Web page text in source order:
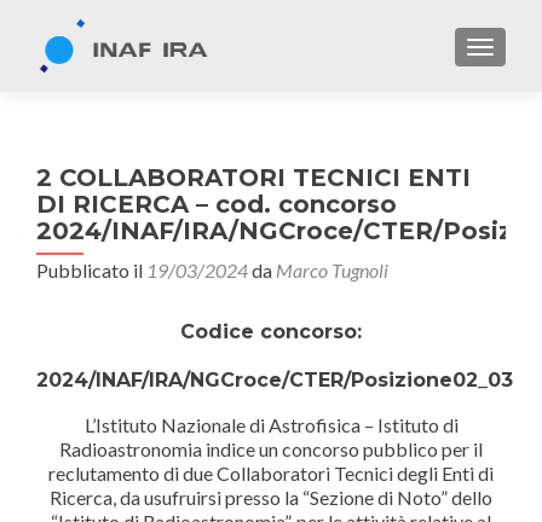
2 COLLABORATORI TECNICI ENTI
DI RICERCA – cod. concorso
2024/INAF/IRA/NGCroce/CTER/
Pubblicato il 19/03/2024da Marco Tugnoli
Codice concorso:
2024/INAF/IRA/NGCroce/CTER/Posizione02_03
L’Istituto Nazionale di Astrofisica – Istituto di
Radioastronomia indiceun concorso pubblico per il
reclutamento di due Collaboratori Tecnici degli Enti di
Ricerca, da usufruirsi presso la “Sezione di Noto” dello